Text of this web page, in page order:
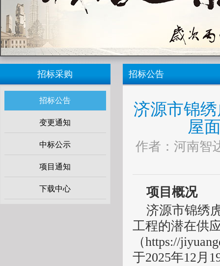
招标采购
招标公告
变更通知
中标公示
项目通知
下载中心
招标公告
济源市锦
屋
作者：河南
项目概况
济源市锦绣
工程的潜在供
（https://
于2025年12月